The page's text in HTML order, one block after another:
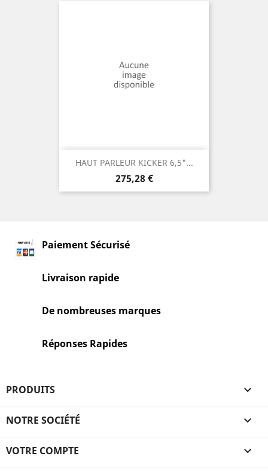
HAUT PARLEUR KICKER 6,5"...
Prix
275,28 €
Paiement Sécurisé
Livraison rapide
De nombreuses marques
Réponses Rapides
PRODUITS 
NOTRE SOCIÉTÉ 
VOTRE COMPTE 